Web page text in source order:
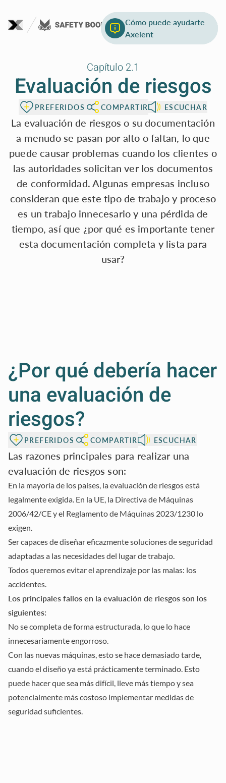
Capítulo 2.1
Evaluación de riesgos
PREFERIDOS COMPARTIR ESCUCHAR
La evaluación de riesgos o su documentación
a menudo se pasan por alto o faltan, lo que
puede causar problemas cuando los clientes o
las autoridades solicitan ver los documentos
de conformidad. Algunas empresas incluso
consideran que este tipo de trabajo y proceso
es un trabajo innecesario y una pérdida de
tiempo, así que ¿por qué es importante tener
esta documentación completa y lista para
usar?
Otras regulaciones
para EE. UU. y Canadá
¿Por qué debería hacer
una evaluación de
riesgos?
PREFERIDOS COMPARTIR ESCUCHAR
Las razones principales para realizar una
evaluación de riesgos son:
En la mayoría de los países, la evaluación de riesgos está
legalmente exigida. En la UE, la Directiva de Máquinas
2006/42/CE y el Reglamento de Máquinas 2023/1230 lo
exigen.
Ser capaces de diseñar eficazmente soluciones de seguridad
adaptadas a las necesidades del lugar de trabajo.
Todos queremos evitar el aprendizaje por las malas: los
accidentes.
Los principales fallos en la evaluación de riesgos son los
siguientes:
No se completa de forma estructurada, lo que lo hace
innecesariamente engorroso.
Con las nuevas máquinas, esto se hace demasiado tarde,
cuando el diseño ya está prácticamente terminado. Esto
puede hacer que sea más difícil, lleve más tiempo y sea
potencialmente más costoso implementar medidas de
seguridad suficientes.
Guía de evaluación de
riesgos
Cómo puede ayudarte
Axelent